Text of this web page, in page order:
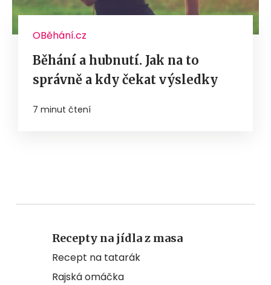
OBěhání.cz
Běhání a hubnutí. Jak na to
správně a kdy čekat výsledky
7 minut čtení
Recepty na jídla z masa
Recept na tatarák
Rajská omáčka